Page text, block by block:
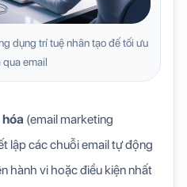
dụng trí tuệ nhân tạo đế tối ưu
email
(email marketing
lập các chuỗi email tự động
hành vi hoặc điều kiện nhất